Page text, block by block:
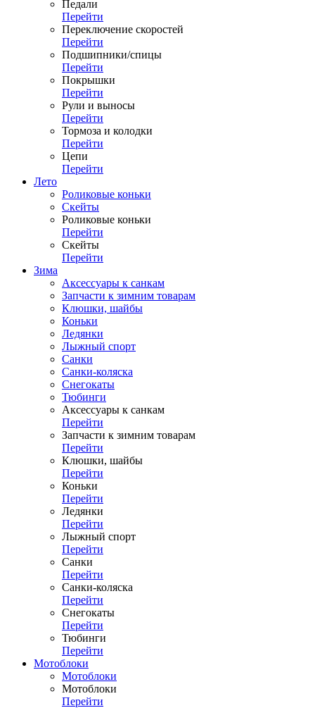
Педали
Перейти
Переключение скоростей
Перейти
Подшипники/спицы
Перейти
Покрышки
Перейти
Рули и выносы
Перейти
Тормоза и колодки
Перейти
Цепи
Перейти
Лето
Роликовые коньки
Скейты
Роликовые коньки
Перейти
Скейты
Перейти
Зима
Аксессуары к санкам
Запчасти к зимним товарам
Клюшки, шайбы
Коньки
Ледянки
Лыжный спорт
Санки
Санки-коляска
Снегокаты
Тюбинги
Аксессуары к санкам
Перейти
Запчасти к зимним товарам
Перейти
Клюшки, шайбы
Перейти
Коньки
Перейти
Ледянки
Перейти
Лыжный спорт
Перейти
Санки
Перейти
Санки-коляска
Перейти
Снегокаты
Перейти
Тюбинги
Перейти
Мотоблоки
Мотоблоки
Мотоблоки
Перейти